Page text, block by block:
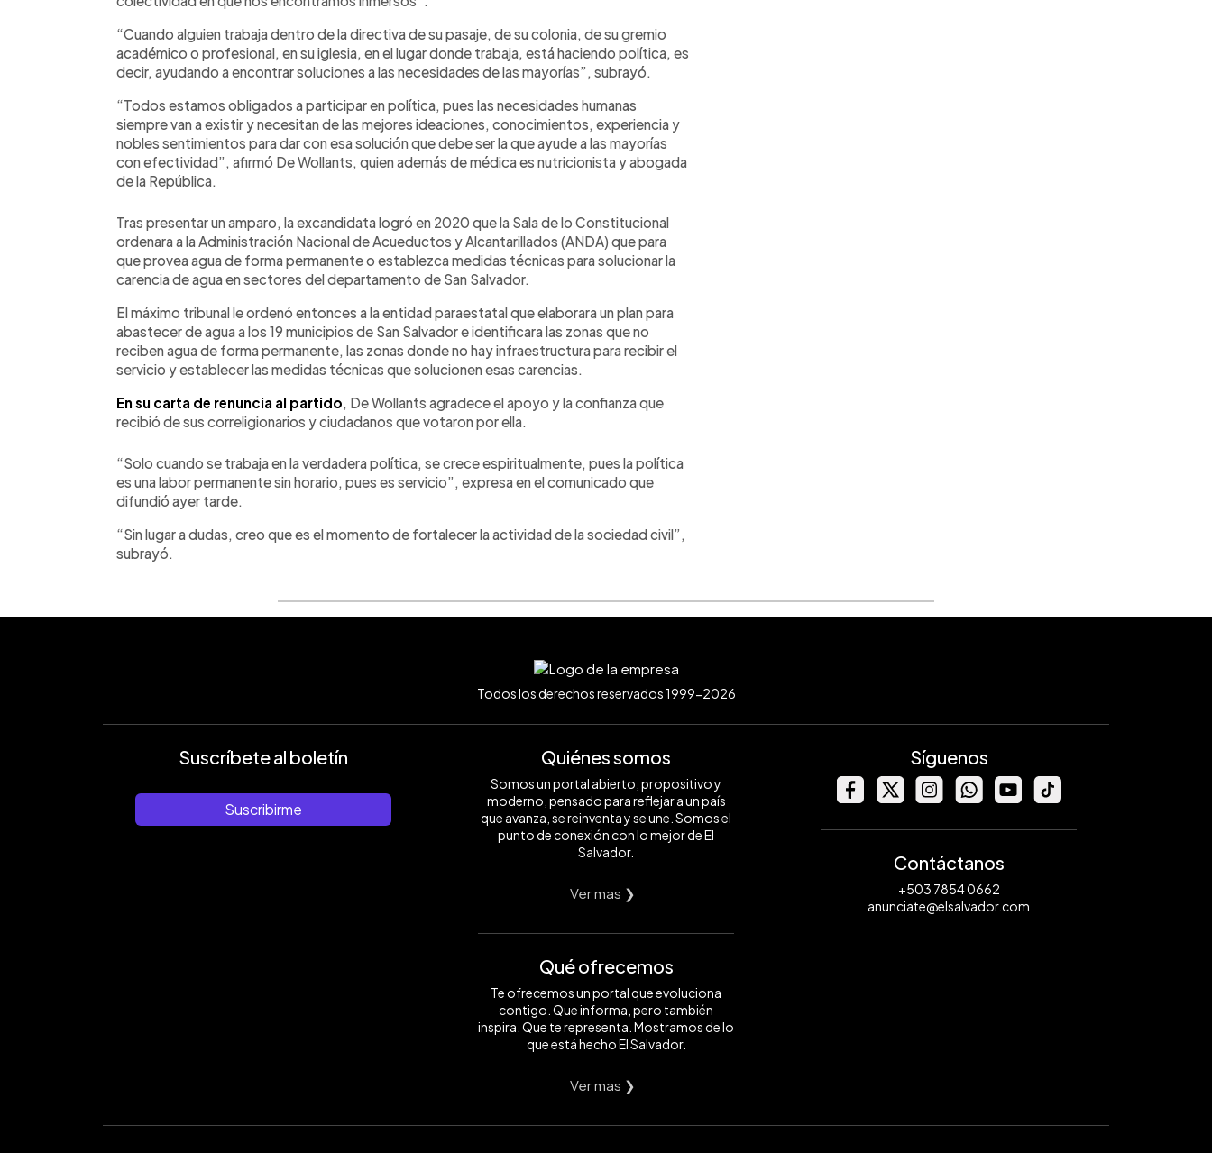
“Cuando alguien trabaja dentro de la directiva de su pasaje, de su colonia, de su gremio
académico o profesional, en su iglesia, en el lugar donde trabaja, está haciendo política, es
decir, ayudando a encontrar soluciones a las necesidades de las mayorías”, subrayó.
“Todos estamos obligados a participar en política, pues las necesidades humanas
siempre van a existir y necesitan de las mejores ideaciones, conocimientos, experiencia y
nobles sentimientos para dar con esa solución que debe ser la que ayude a las mayorías
con efectividad”, afirmó De Wollants, quien además de médica es nutricionista y abogada
de la República.
Tras presentar un amparo, la excandidata logró en 2020 que la Sala de lo Constitucional
ordenara a la Administración Nacional de Acueductos y Alcantarillados (ANDA) que para
que provea agua de forma permanente o establezca medidas técnicas para solucionar la
carencia de agua en sectores del departamento de San Salvador.
El máximo tribunal le ordenó entonces a la entidad paraestatal que elaborara un plan para
abastecer de agua a los 19 municipios de San Salvador e identificara las zonas que no
reciben agua de forma permanente, las zonas donde no hay infraestructura para recibir el
servicio y establecer las medidas técnicas que solucionen esas carencias.
En su carta de renuncia al partido, De Wollants agradece el apoyo y la confianza que
recibió de sus correligionarios y ciudadanos que votaron por ella.
“Solo cuando se trabaja en la verdadera política, se crece espiritualmente, pues la política
es una labor permanente sin horario, pues es servicio”, expresa en el comunicado que
difundió ayer tarde.
“Sin lugar a dudas, creo que es el momento de fortalecer la actividad de la sociedad civil”,
subrayó.
Todos los derechos reservados 1999-2026
Suscríbete al boletín
Suscribirme
Quiénes somos
Somos un portal abierto, propositivo y
moderno, pensado para reflejar a un país
que avanza, se reinventa y se une. Somos el
punto de conexión con lo mejor de El
Salvador.
Ver mas ❯
Qué ofrecemos
Te ofrecemos un portal que evoluciona
contigo. Que informa, pero también
inspira. Que te representa. Mostramos de lo
que está hecho El Salvador.
Ver mas ❯
Síguenos
Contáctanos
+503 7854 0662
anunciate@elsalvador.com